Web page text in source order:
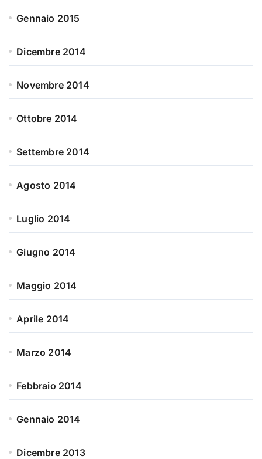
Gennaio 2015
Dicembre 2014
Novembre 2014
Ottobre 2014
Settembre 2014
Agosto 2014
Luglio 2014
Giugno 2014
Maggio 2014
Aprile 2014
Marzo 2014
Febbraio 2014
Gennaio 2014
Dicembre 2013